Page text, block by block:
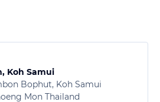
Koh Samui
Bophut, Koh Samui
Mon Thailand